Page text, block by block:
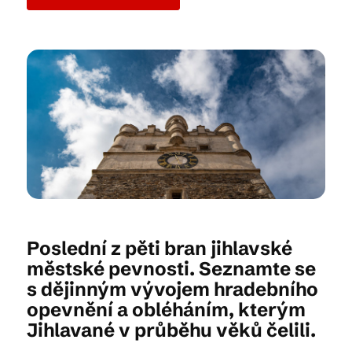
Kam vyrazit
CS EN DE
© 2026 Brána Jihlavy
Poslední z pěti bran jihlavské
městské pevnosti. Seznamte se
s dějinným vývojem hradebního
opevnění a obléháním, kterým
Jihlavané v průběhu věků čelili.